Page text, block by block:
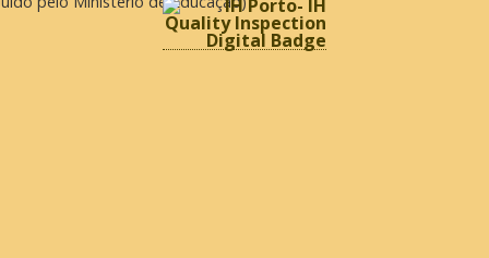
pelo Ministério de Educação)